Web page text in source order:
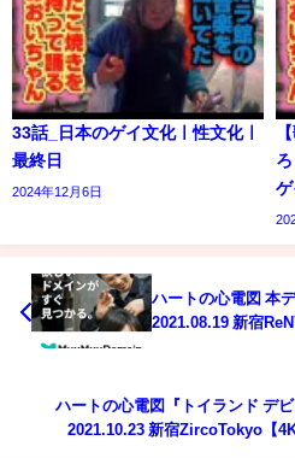
33話_日本のゲイ文化ㅣ性文化ㅣ
最終日
2024年12月6日
ハートの心電図 本
2021.08.19 新宿
ハートの心電図『トイランド デビ
2021.10.23 新宿ZircoTokyo【